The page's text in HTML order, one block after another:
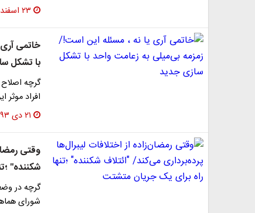
۲۳ اسفند ۱۳۹۵
خاتمی
با تشکل
گرچه
افراد
۲۱ دی ۱۳۹۳
وقتی
شکننده"
گرچه در
شورای